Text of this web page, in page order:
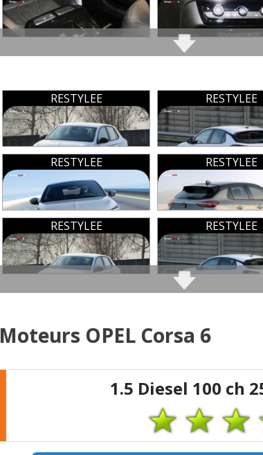
(faut dire que c'est le deuxième rang qui
a trinqué pour y parvenir ...)
Toutes les autres qualités
(Bonus/Malus : 50%)
Commenter
(Votre post sera visible sous le
Tous les autres
RESTYLEE RESTYLEE
RESTYLEE RESTYLEE
RESTYLEE RESTYLEE
Moteurs OPEL Corsa 6
1.5 Diesel 100 ch